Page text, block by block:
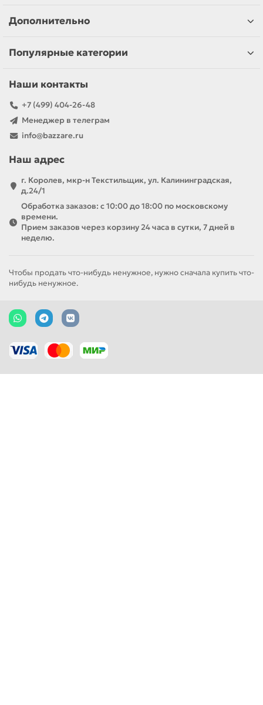
Дополнительно
Популярные категории
Наши контакты
+7 (499) 404-26-48
Менеджер в телеграм
info@bazzare.ru
Наш адрес
г. Королев, мкр-н Текстильщик, ул. Калининградская,
д.24/1
Обработка заказов: с 10:00 до 18:00 по московскому
времени.
Прием заказов через корзину 24 часа в сутки, 7 дней в
неделю.
Чтобы продать что-нибудь ненужное, нужно сначала купить что-
нибудь ненужное.